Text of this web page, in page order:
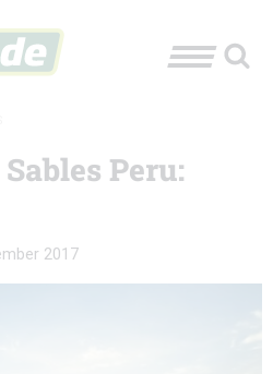
Peru:
2017